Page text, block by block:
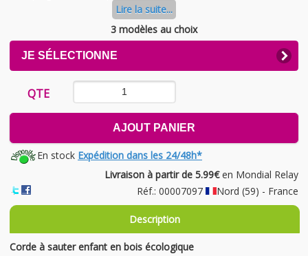
Lire la suite...
3 modèles au choix
JE SÉLECTIONNE
EXPAND
CONTENTS
QTE
AJOUT PANIER
En stock Expédition dans les 24/48h*
Livraison à partir de 5.99€en Mondial Relay
Réf.: 00007097
Nord (59) - France
Description
Corde à sauter enfant en bois écologique